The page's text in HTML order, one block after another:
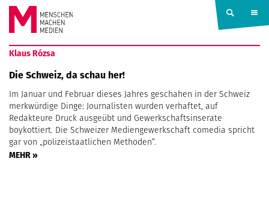
Springe zum Inhalt
MENSCHEN
MACHEN
MEDIEN
Klaus Rózsa
Die Schweiz, da schau her!
Im Januar und Februar dieses Jahres geschahen in der Schweiz
merkwürdige Dinge: Journalisten wurden verhaftet, auf
Redakteure Druck ausgeübt und Gewerkschaftsinserate
boykottiert. Die Schweizer Mediengewerkschaft comedia spricht
gar von „polizeistaatlichen Methoden“.
MEHR »